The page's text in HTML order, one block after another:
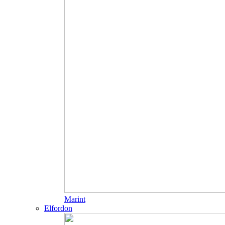
Marint
Elfordon